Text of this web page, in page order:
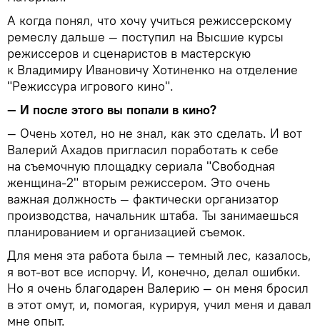
А когда понял, что хочу учиться режиссерскому
ремеслу дальше — поступил на Высшие курсы
режиссеров и сценаристов в мастерскую
к Владимиру Ивановичу Хотиненко на отделение
"Режиссура игрового кино".
— И после этого вы попали в кино?
— Очень хотел, но не знал, как это сделать. И вот
Валерий Ахадов пригласил поработать к себе
на съемочную площадку сериала "Свободная
женщина-2" вторым режиссером. Это очень
важная должность — фактически организатор
производства, начальник штаба. Ты занимаешься
планированием и организацией съемок.
Для меня эта работа была — темный лес, казалось,
я вот-вот все испорчу. И, конечно, делал ошибки.
Но я очень благодарен Валерию — он меня бросил
в этот омут, и, помогая, курируя, учил меня и давал
мне опыт.